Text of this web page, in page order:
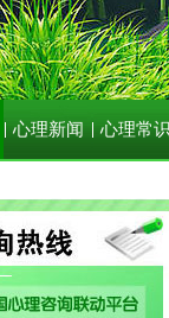
心理新闻 心理常识